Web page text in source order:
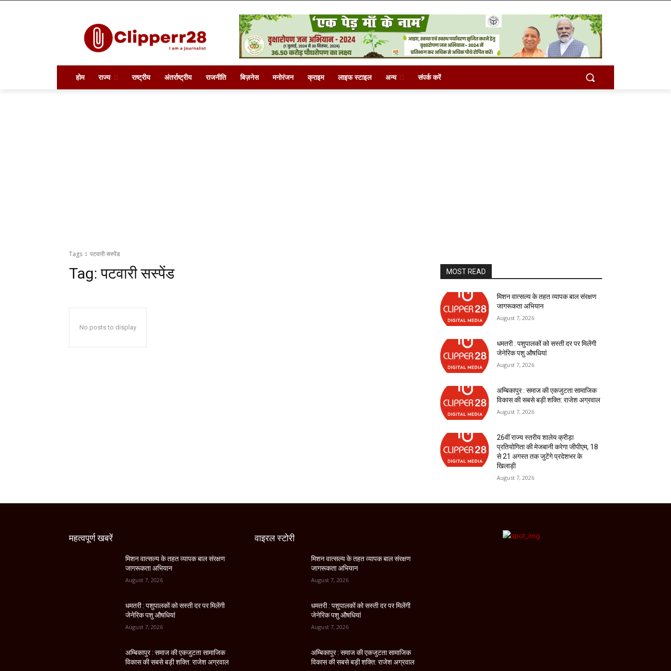
होम राज्य राष्ट्रीय अंतर्राष्ट्रीय राजनीति बिज़नेस मनोरंजन क्राइम लाइफ स्टाइल अन्य संपर्क करें
Tags पटवारी सस्पेंड
Tag:पटवारी सस्पेंड
No posts to display
MOST READ
मिशन वात्सल्य के तहत व्यापक बाल संरक्षण
जागरूकता अभियान
August 7, 2026
धमतरी : पशुपालकों को सस्ती दर पर मिलेंगी
जेनेरिक पशु औषधियां
August 7, 2026
अम्बिकापुर : समाज की एकजुटता सामाजिक
विकास की सबसे बड़ी शक्ति: राजेश अग्रवाल
August 7, 2026
26वीं राज्य स्तरीय शालेय क्रीड़ा
प्रतियोगिता की मेजबानी करेगा जीपीएम, 18
से 21 अगस्त तक जुटेंगे प्रदेशभर के
खिलाड़ी
August 7, 2026
महत्वपूर्ण खबरें
मिशन वात्सल्य के तहत व्यापक बाल संरक्षण
जागरूकता अभियान
August 7, 2026
धमतरी : पशुपालकों को सस्ती दर पर मिलेंगी
जेनेरिक पशु औषधियां
August 7, 2026
अम्बिकापुर : समाज की एकजुटता सामाजिक
विकास की सबसे बड़ी शक्ति: राजेश अग्रवाल
वाइरल स्टोरी
मिशन वात्सल्य के तहत व्यापक बाल संरक्षण
जागरूकता अभियान
August 7, 2026
धमतरी : पशुपालकों को सस्ती दर पर मिलेंगी
जेनेरिक पशु औषधियां
August 7, 2026
अम्बिकापुर : समाज की एकजुटता सामाजिक
विकास की सबसे बड़ी शक्ति: राजेश अग्रवाल